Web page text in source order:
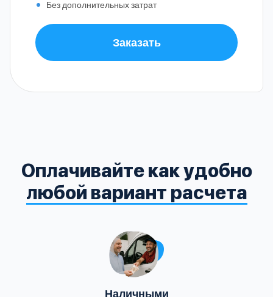
Без дополнительных затрат
Заказать
Оплачивайте как удобно
любой вариант расчета
Наличными